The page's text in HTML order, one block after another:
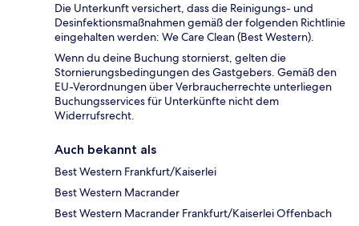
Die Unterkunft versichert, dass die Reinigungs- und
Desinfektionsmaßnahmen gemäß der folgenden Richtlinie
eingehalten werden: We Care Clean (Best Western).
Wenn du deine Buchung stornierst, gelten die
Stornierungsbedingungen des Gastgebers. Gemäß den
EU-Verordnungen über Verbraucherrechte unterliegen
Buchungsservices für Unterkünfte nicht dem
Widerrufsrecht.
Auch bekannt als
Best Western Frankfurt/Kaiserlei
Best Western Macrander
Best Western Macrander Frankfurt/Kaiserlei Offenbach